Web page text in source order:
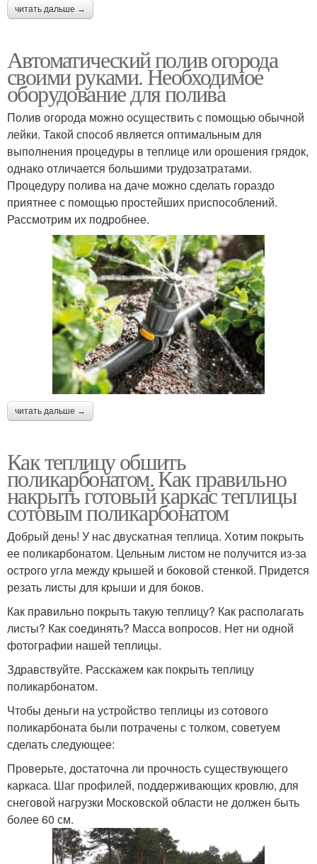
читать дальше →
Автоматический полив огорода
своими руками. Необходимое
оборудование для полива
Полив огорода можно осуществить с помощью обычной
лейки. Такой способ является оптимальным для
выполнения процедуры в теплице или орошения грядок,
однако отличается большими трудозатратами.
Процедуру полива на даче можно сделать гораздо
приятнее с помощью простейших приспособлений.
Рассмотрим их подробнее.
читать дальше →
Как теплицу обшить
поликарбонатом. Как правильно
накрыть готовый каркас теплицы
сотовым поликарбонатом
Добрый день! У нас двускатная теплица. Хотим покрыть
ее поликарбонатом. Цельным листом не получится из-за
острого угла между крышей и боковой стенкой. Придется
резать листы для крыши и для боков.
Как правильно покрыть такую теплицу? Как располагать
листы? Как соединять? Масса вопросов. Нет ни одной
фотографии нашей теплицы.
Здравствуйте. Расскажем как покрыть теплицу
поликарбонатом.
Чтобы деньги на устройство теплицы из сотового
поликарбоната были потрачены с толком, советуем
сделать следующее:
Проверьте, достаточна ли прочность существующего
каркаса. Шаг профилей, поддерживающих кровлю, для
снеговой нагрузки Московской области не должен быть
более 60 см.